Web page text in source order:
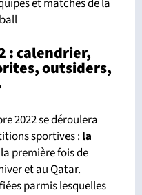
: calendrier,
outsiders,
2022 se déroulera
sportives : la
première fois de
et au Qatar.
parmis lesquelles